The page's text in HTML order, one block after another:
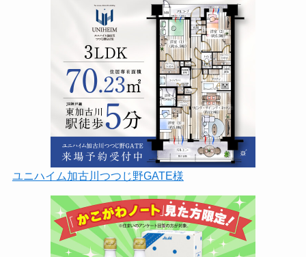
ユニハイム加古川つつじ野GATE様